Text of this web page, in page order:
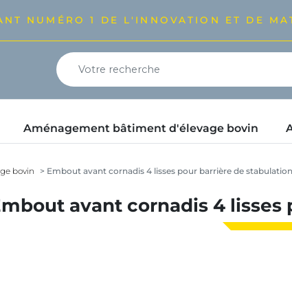
NUMÉRO 1 DE L'INNOVATION ET DE
Aménagement bâtiment d'élevage bovin
bovin Embout avant cornadis 4 lisses pour barrière de stabulation
avant cornadis 4